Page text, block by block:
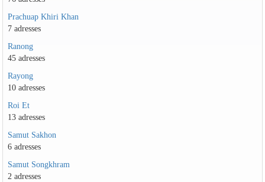
Prachuap Khiri Khan
7 adresses
Ranong
45 adresses
Rayong
10 adresses
Roi Et
13 adresses
Samut Sakhon
6 adresses
Samut Songkhram
2 adresses